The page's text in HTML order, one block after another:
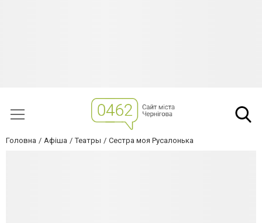
Головна Афіша Театры Сестра моя Русалонька